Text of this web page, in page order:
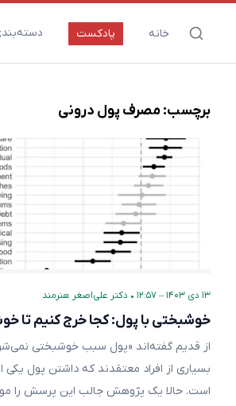
خانه پادکست
ارتقای
تغذیه و
تکنولوژی
دارو‌ها و
مادر و
متفرقه
برچسب:مصرف پول درونی
۱۳ دی ۱۴۰۳ – ۱۲:۵۷ • دکتر علی‌اصغر هنرمند
خوشبختی با پول: کجا خرج کنیم تا
از قدیم گفته‌اند «پول سبب خوشبختی
بسیاری از افراد معتقدند که داشتن پول
است. حالا یک پژوهش جالب این پرسش را